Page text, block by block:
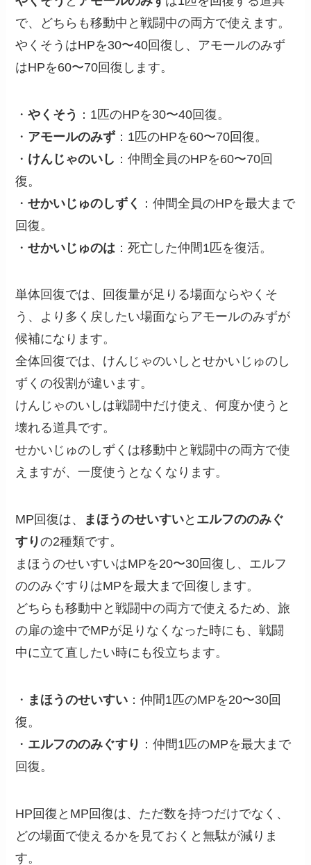
で、どちらも移動中と戦闘中の両方で使えます。
やくそうはHPを30〜40回復し、アモールのみず
はHPを60〜70回復します。
・やくそう ：1匹のHPを30〜40回復。
・ アモールのみず ：1匹のHPを60〜70回復。
・ けんじゃのいし ：仲間全員のHPを60〜70回
復。
・せかいじゅのしずく
：仲間全員のHPを最大まで
回復。
・せかいじゅのは ：死亡した仲間1匹を復活。
単体回復では、回復量が足りる場面ならやくそ
う、より多く戻したい場面ならアモールのみずが
候補になります。
全体回復では、けんじゃのいしとせかいじゅのし
ずくの役割が違います。
けんじゃのいしは戦闘中だけ使え、何度か使うと
壊れる道具です。
せかいじゅのしずくは移動中と戦闘中の両方で使
えますが、一度使うとなくなります。
MP回復は、 まほうのせいすいと エルフののみぐ
すりの2種類です。
まほうのせいすいはMPを20〜30回復し、エルフ
ののみぐすりはMPを最大まで回復します。
どちらも移動中と戦闘中の両方で使えるため、旅
の扉の途中でMPが足りなくなった時にも、戦闘
中に立て直したい時にも役立ちます。
・ まほうのせいすい ：仲間1匹のMPを20〜30回
復。
・ エルフののみぐすり ：仲間1匹のMPを最大まで
回復。
HP回復とMP回復は、ただ数を持つだけでなく、
どの場面で使えるかを見ておくと無駄が減りま
す。